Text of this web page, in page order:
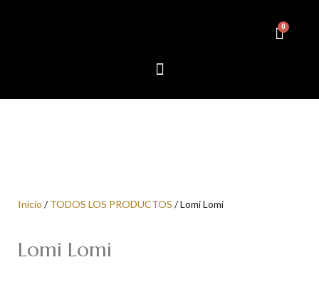
Inicio /TODOS LOS PRODUCTOS / Lomi Lomi
Lomi Lomi